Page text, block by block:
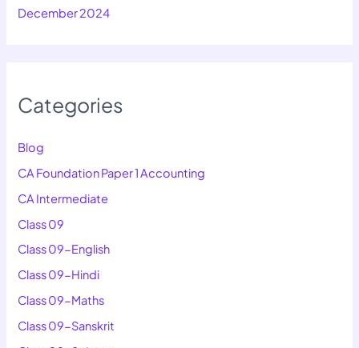
December 2024
Categories
Blog
CA Foundation Paper 1 Accounting
CA Intermediate
Class 09
Class 09-English
Class 09-Hindi
Class 09-Maths
Class 09-Sanskrit